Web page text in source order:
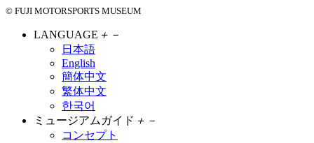
© FUJI MOTORSPORTS MUSEUM
LANGUAGE ＋ －
日本語
English
簡体中文
繁体中文
한국어
ミュージアムガイド ＋ －
コンセプト